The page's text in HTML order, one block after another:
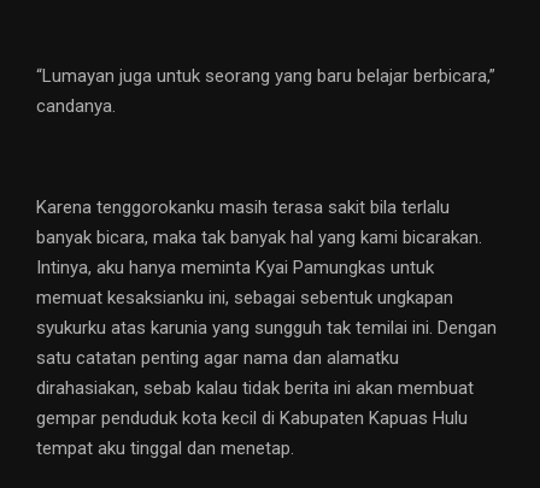
“Lumayan juga untuk seorang yang baru belajar berbicara,”
candanya.
Karena tenggorokanku masih terasa sakit bila terlalu
banyak bicara, maka tak banyak hal yang kami bicarakan.
Intinya, aku hanya meminta Kyai Pamungkas untuk
memuat kesaksianku ini, sebagai sebentuk ungkapan
syukurku atas karunia yang sungguh tak temilai ini. Dengan
satu catatan penting agar nama dan alamatku
dirahasiakan, sebab kalau tidak berita ini akan membuat
gempar penduduk kota kecil di Kabupaten Kapuas Hulu
tempat aku tinggal dan menetap.